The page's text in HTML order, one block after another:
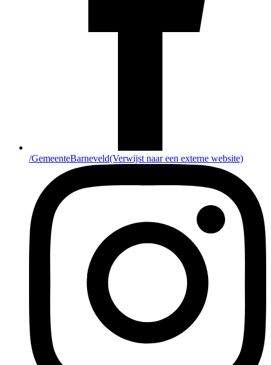
/GemeenteBarneveld(Verwijst naar een externe website)